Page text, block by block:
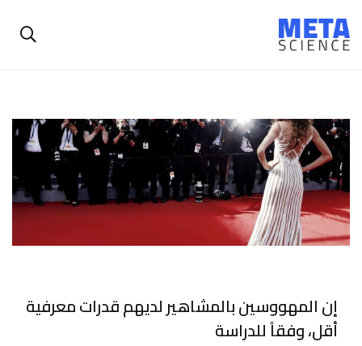
إن المهووسين بالمشاهير لديهم قدرات معرفية
أقل، وفقاً للدراسة